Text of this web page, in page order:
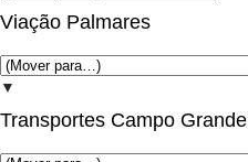
Viação Palmares
▼
Transportes Campo Grande